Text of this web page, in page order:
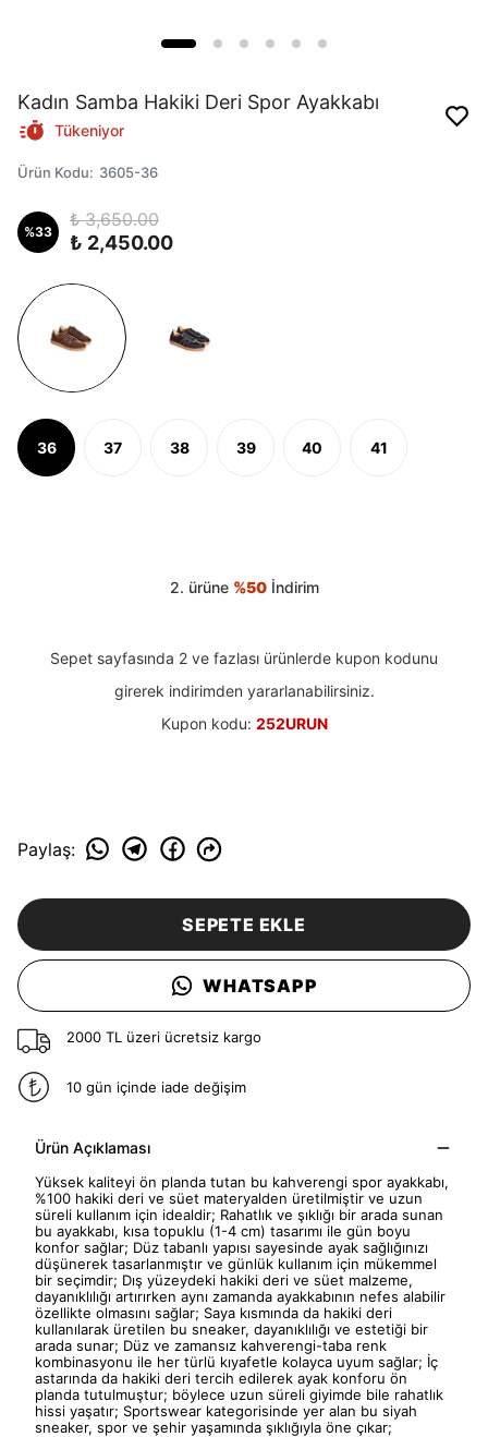
Kadın Samba Hakiki Deri Spor Ayakkabı
Tükeniyor
Ürün Kodu: 3605-36
%33
₺ 3,650.00
₺ 2,450.00
36 37 38 39 40 41
2. ürüne %50İndirim
Sepet sayfasında 2 ve fazlası ürünlerde kupon kodunu
girerek indirimden yararlanabilirsiniz.
Kupon kodu: 252URUN
Paylaş:
SEPETE EKLE
WHATSAPP
2000 TL üzeri ücretsiz kargo
10 gün içinde iade değişim
Ürün Açıklaması
Yüksek kaliteyi ön planda tutan bu kahverengi spor ayakkabı,
%100 hakiki deri ve süet materyalden üretilmiştir ve uzun
süreli kullanım için idealdir; Rahatlık ve şıklığı bir arada sunan
bu ayakkabı, kısa topuklu (1-4 cm) tasarımı ile gün boyu
konfor sağlar; Düz tabanlı yapısı sayesinde ayak sağlığınızı
düşünerek tasarlanmıştır ve günlük kullanım için mükemmel
bir seçimdir; Dış yüzeydeki hakiki deri ve süet malzeme,
dayanıklılığı artırırken aynı zamanda ayakkabının nefes alabilir
özellikte olmasını sağlar; Saya kısmında da hakiki deri
kullanılarak üretilen bu sneaker, dayanıklılığı ve estetiği bir
arada sunar; Düz ve zamansız kahverengi-taba renk
kombinasyonu ile her türlü kıyafetle kolayca uyum sağlar; İç
astarında da hakiki deri tercih edilerek ayak konforu ön
planda tutulmuştur; böylece uzun süreli giyimde bile rahatlık
hissi yaşatır; Sportswear kategorisinde yer alan bu siyah
sneaker, spor ve şehir yaşamında şıklığıyla öne çıkar;